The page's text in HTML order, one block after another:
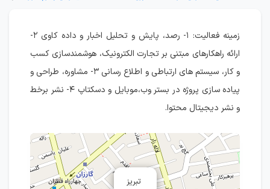
زمینه فعالیت: ۱- رصد، پایش و تحلیل اخبار و داده کاوی ۲-
ارائه راهکارهای مبتنی بر تجارت الکترونیک، هوشمندسازی کسب
و کار، سیستم های ارتباطی و اطلاع رسانی ۳- مشاوره، طراحی و
پیاده سازی پروژه در بستر وب،موبایل و دسکتاپ ۴- نشر برخط
و نشر دیجیتال محتوا.
تبریز